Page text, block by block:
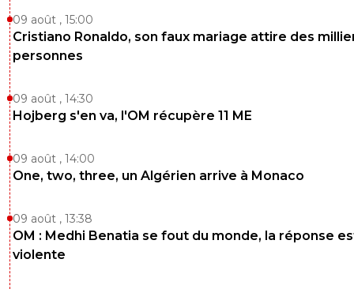
09 août , 15:00
Cristiano Ronaldo, son faux mariage attire des
personnes
09 août , 14:30
Hojberg s'en va, l'OM récupère 11 ME
09 août , 14:00
One, two, three, un Algérien arrive à Monaco
09 août , 13:38
OM : Medhi Benatia se fout du monde, la réponse
violente